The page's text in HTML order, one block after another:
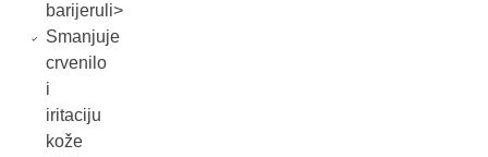
barijeruli>
Smanjuje
crvenilo
i
iritaciju
kože